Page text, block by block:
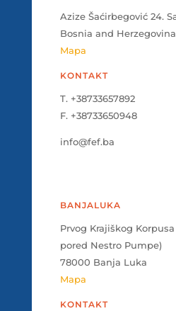
Azize Šaćirbegović 24.
Bosnia and Herzegovina
Mapa
KONTAKT
T. +38733657892
F. +38733650948
info@fef.ba
BANJALUKA
Prvog Krajiškog
pored Nestro Pumpe)
78000 Banja Luka
Mapa
KONTAKT